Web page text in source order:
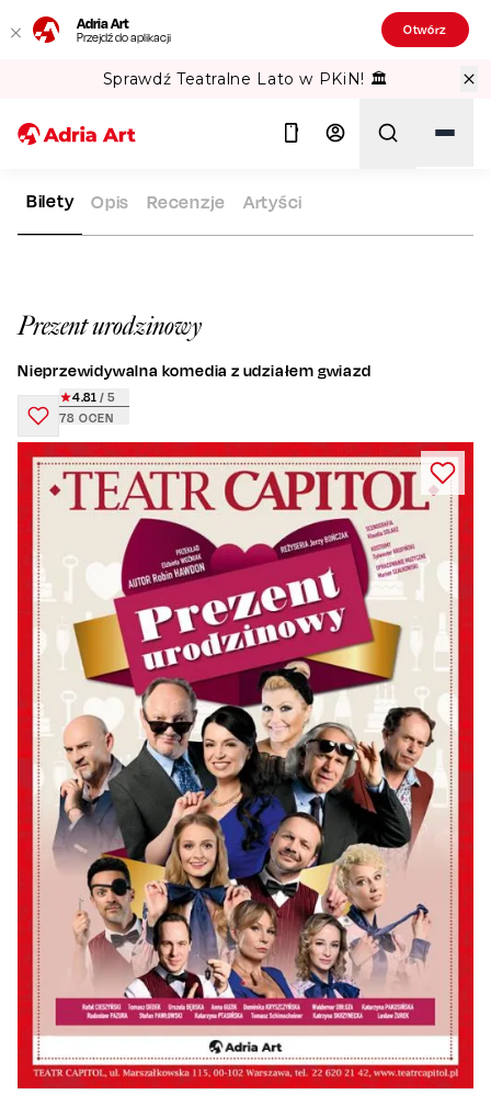
Adria Art
Przejdź do aplikacji Otwórz
Sprawdź Teatralne Lato w PKiN! 🏛️
ADRIA ART REPERTUAR PREZENT URODZINOWY
Prezent urodzinowy
Nieprzewidywalna komedia z udziałem gwiazd
78 OCEN
4.81 / 5
Bilety Opis Recenzje Artyści